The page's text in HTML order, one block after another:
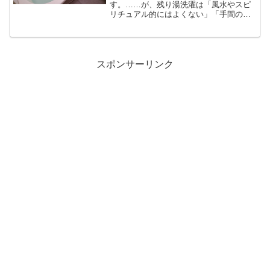
す。……が、残り湯洗濯は「風水やスピ
リチュアル的にはよくない」「手間の割
スポンサーリンク